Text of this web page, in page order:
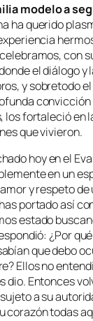
modelo a
ha querido
con
el diálogo
y sobretodo
los fortaleció en
que vivieron.
hoy en el
en un
y respeto de
portado así
estado
¿Por
que debo
Ellos no
dio. Entonces
a su
corazón todas